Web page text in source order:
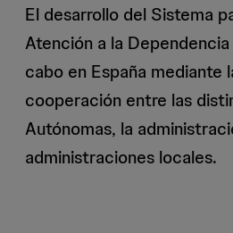
El desarrollo del Sistema
Atención a la
cabo en España mediante
cooperación entre las
Autónomas, la
administraciones locales.